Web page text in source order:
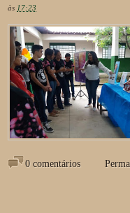
às 17:23
0 comentários